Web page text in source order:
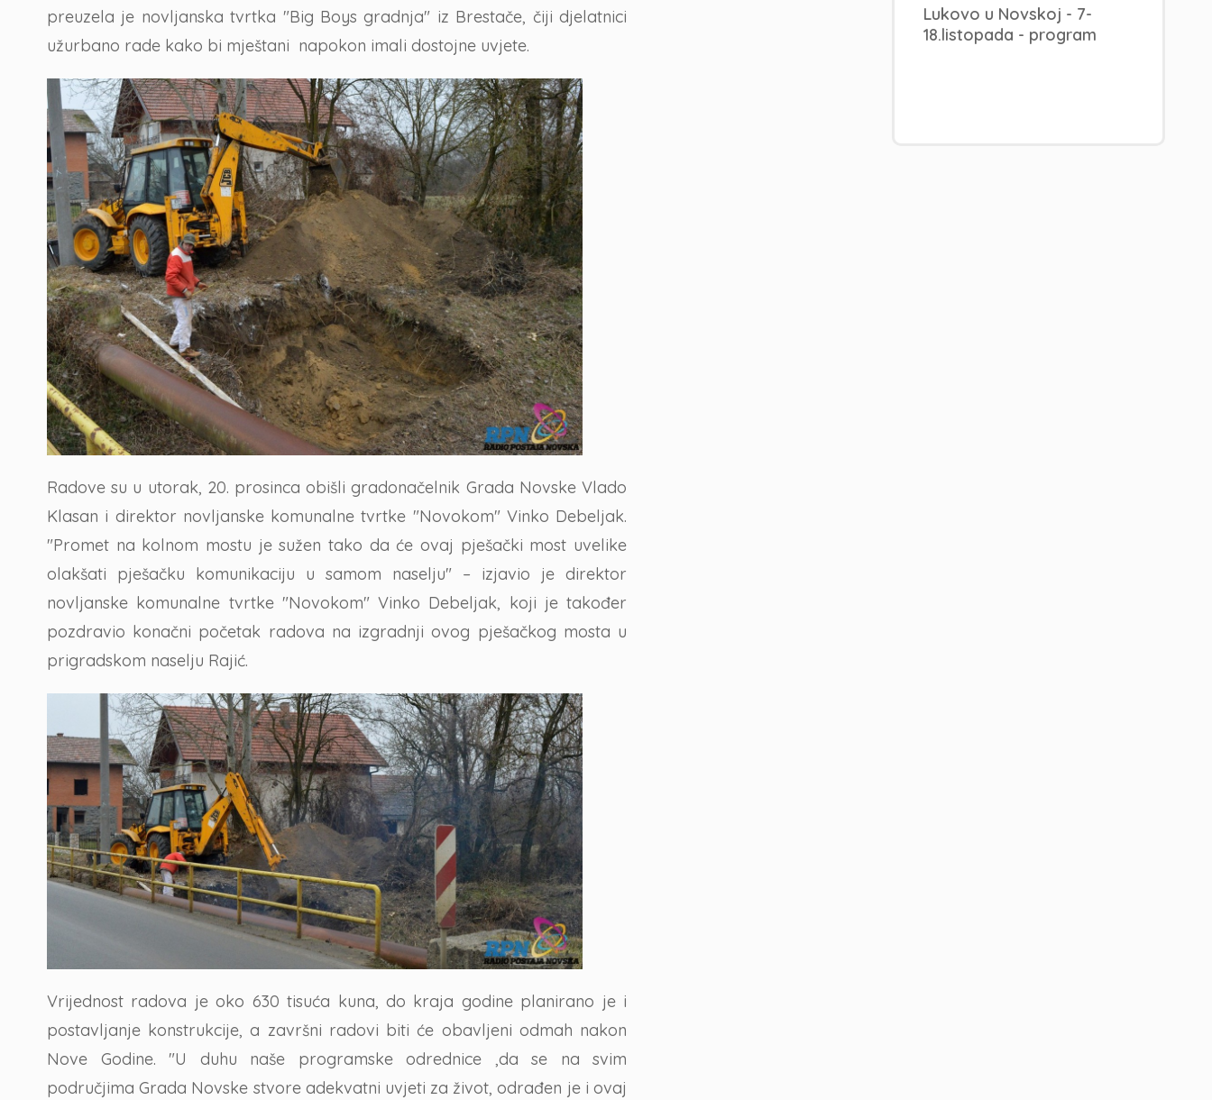
preuzela je novljanska tvrtka "Big Boys gradnja" iz Brestače, čiji djelatnici
užurbano rade kako bi mještani napokon imali dostojne uvjete.
Radove su u utorak, 20. prosinca obišli gradonačelnik Grada Novske Vlado
Klasan i direktor novljanske komunalne tvrtke "Novokom" Vinko Debeljak.
"Promet na kolnom mostu je sužen tako da će ovaj pješački most uvelike
olakšati pješačku komunikaciju u samom naselju" – izjavio je direktor
novljanske komunalne tvrtke "Novokom" Vinko Debeljak, koji je također
pozdravio konačni početak radova na izgradnji ovog pješačkog mosta u
prigradskom naselju Rajić.
Vrijednost radova je oko 630 tisuća kuna, do kraja godine planirano je i
postavljanje konstrukcije, a završni radovi biti će obavljeni odmah nakon
Nove Godine. "U duhu naše programske odrednice ,da se na svim
područjima Grada Novske stvore adekvatni uvjeti za život, odrađen je i ovaj
Lukovo u Novskoj - 7-
18.listopada - program